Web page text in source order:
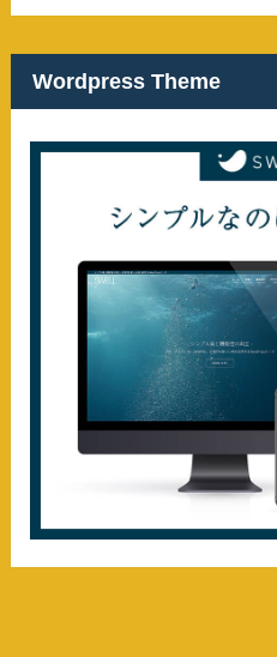
Wordpress Theme